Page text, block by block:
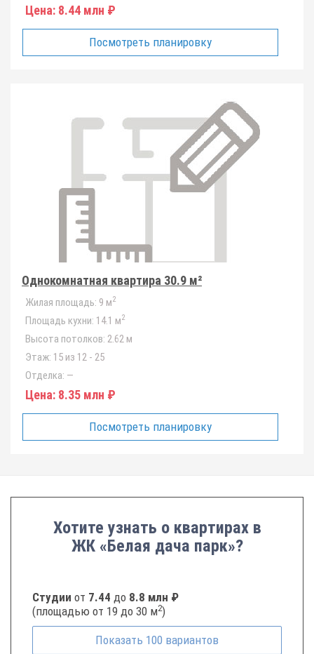
Цена: 8.44 млн ₽
Посмотреть планировку
Однокомнатная квартира 30.9 м²
Жилая площадь: 9 м2
Площадь кухни: 14.1 м2
Высота потолков: 2.62 м
Этаж: 15 из 12 - 25
Отделка: —
Цена: 8.35 млн ₽
Посмотреть планировку
Хотите узнать о квартирах в
ЖК «Белая дача парк»?
Студии от 7.44 до 8.8 млн ₽
(площадью от 19 до 30 м2)
Показать 100 вариантов